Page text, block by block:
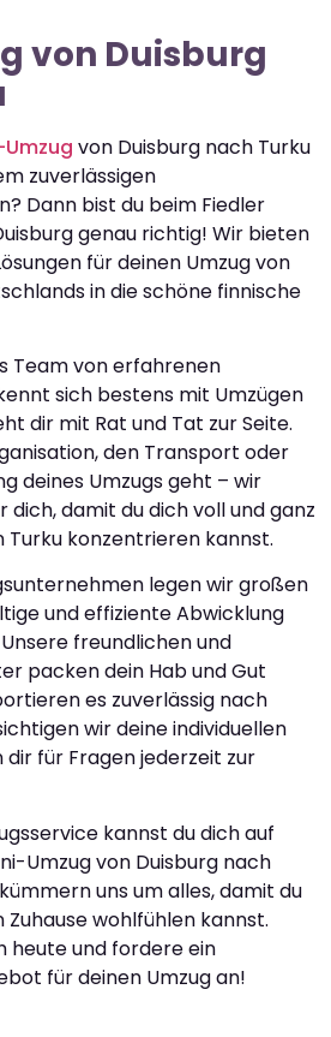
von Duisburg
von Duisburg nach Turku
zuverlässigen
Dann bist du beim Fiedler
genau richtig! Wir bieten
für deinen Umzug von
in die schöne finnische
Team von erfahrenen
sich bestens mit Umzügen
dir mit Rat und Tat zur Seite.
den Transport oder
deines Umzugs geht – wir
damit du dich voll und ganz
Turku konzentrieren kannst.
legen wir großen
und effiziente Abwicklung
freundlichen und
packen dein Hab und Gut
es zuverlässig nach
wir deine individuellen
für Fragen jederzeit zur
kannst du dich auf
Umzug von Duisburg nach
uns um alles, damit du
wohlfühlen kannst.
heute und fordere ein
für deinen Umzug an!